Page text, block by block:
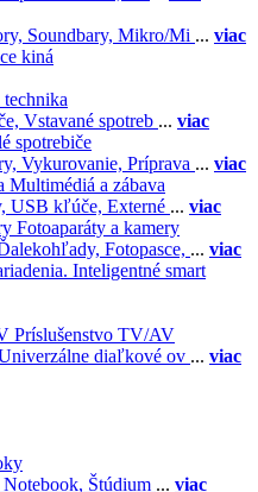
Soundbary, Mikro/Mi ... viac
kiná
Vstavané spotreb ... viac
spotrebiče
Vykurovanie, Príprava ... viac
Multimédiá a zábava
USB kľúče, Externé ... viac
Fotoaparáty a kamery
Fotopasce, ... viac
Inteligentné smart
Príslušenstvo TV/AV
diaľkové ov ... viac
Štúdium ... viac